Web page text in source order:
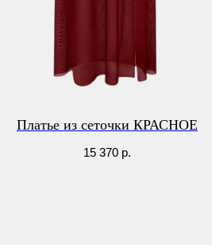
Платье из сеточки КРАСНОЕ
15 370 р.